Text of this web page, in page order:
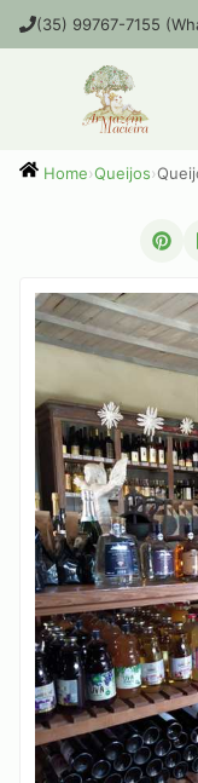
(35) 99767-7155
Home›Queijos›